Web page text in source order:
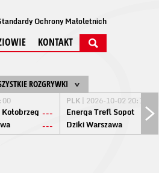
Ochrony Małoletnich
KONTAKT
ROZGRYWKI
---
---
PLK | 2026-10-02 20:15
Energa Trefl Sopot
Dziki Warszawa